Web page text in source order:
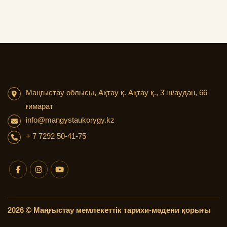
Маңғыстау облысы, Ақтау қ. Ақтау қ., 3 ш/аудан, 66
ғимарат
info@mangystaukorygy.kz
+ 7 7292 50-41-75
2026 © Маңғыстау мемлекеттік тарихи-мәдени қорығы